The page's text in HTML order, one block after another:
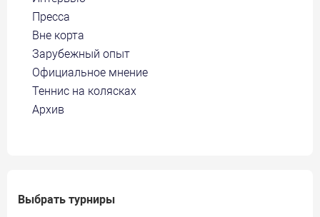
Пресса
Вне корта
Зарубежный опыт
Официальное мнение
Теннис на колясках
Архив
Выбрать турниры